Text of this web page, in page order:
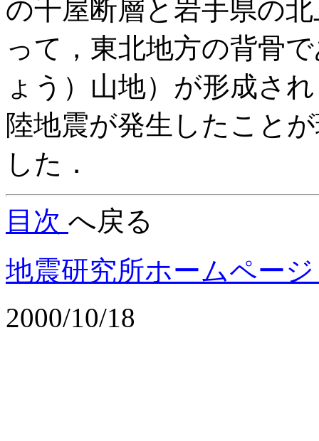
の千屋断層と岩手県の
って，東北地方の背骨
ょう）山地）が形成さ
陸地震が発生したこと
した．
目次 へ戻る
地震研究所ホームペー
2000/10/18